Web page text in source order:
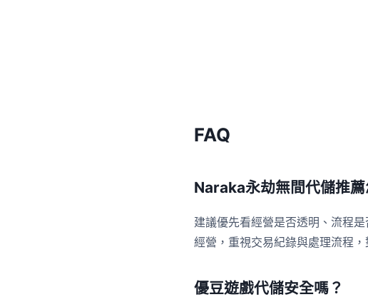
FAQ
Naraka永劫無間代儲推薦
建議優先看經營是否透明、流程
經營，重視交易紀錄與處理流程
優豆遊戲代儲安全嗎？